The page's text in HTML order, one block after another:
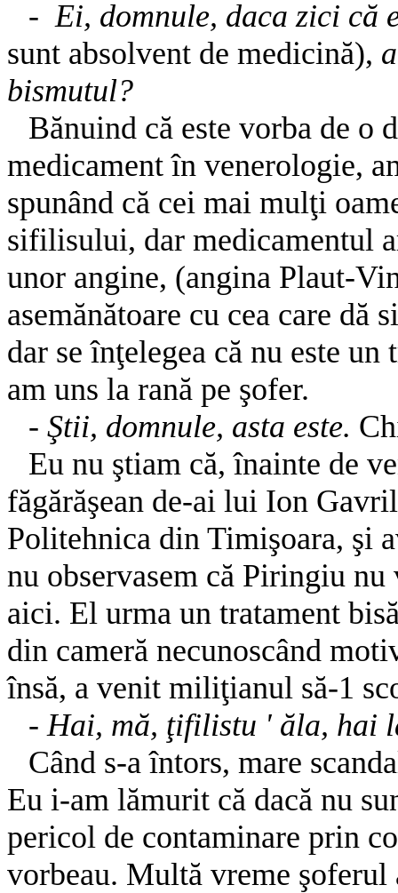
- Ei, domnule, daca zici că
sunt absolvent de medicină),
bismutul?
Bănuind că este vorba de o
medicament în venerologie,
spunând că cei mai mulţi
sifilisului, dar medicamentul
unor angine, (angina Plaut-
asemănătoare cu cea care
dar se înţelegea că nu este
am uns la rană pe şofer.
- Ştii, domnule, asta este.
Eu nu ştiam că, înainte de
făgărăşean de-ai lui Ion
Politehnica din Timişoara, şi
nu observasem că Piringiu
aici. El urma un tratament
din cameră necunoscând
însă, a venit miliţianul să-1
-Hai, mă, ţifilistu ' ăla, hai
Când s-a întors, mare
Eu i-am lămurit că dacă nu
pericol de contaminare prin
vorbeau. Multă vreme